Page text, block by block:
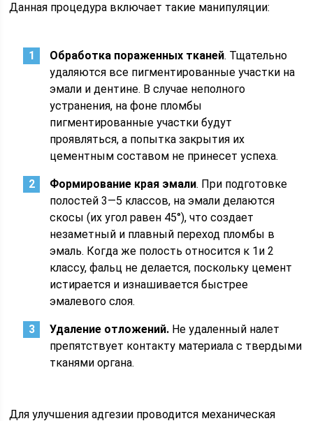
Данная процедура включает такие манипуляции:
Обработка пораженных тканей. Тщательно
удаляются все пигментированные участки на
эмали и дентине. В случае неполного
устранения, на фоне пломбы
пигментированные участки будут
проявляться, а попытка закрытия их
цементным составом не принесет успеха.
Формирование края эмали. При подготовке
полостей 3—5 классов, на эмали делаются
скосы (их угол равен 45°), что создает
незаметный и плавный переход пломбы в
эмаль. Когда же полость относится к 1и 2
классу, фальц не делается, поскольку цемент
истирается и изнашивается быстрее
эмалевого слоя.
Удаление отложений. Не удаленный налет
препятствует контакту материала с твердыми
тканями органа.
Для улучшения адгезии проводится механическая